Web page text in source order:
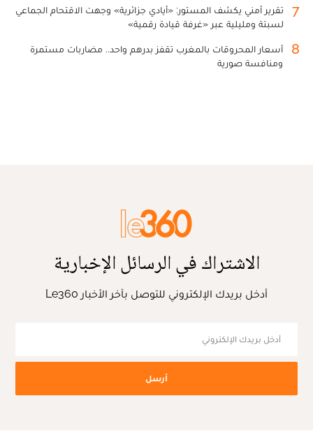
7
تقرير أمني يكشف المستور: «أيادي جزائرية» وجهت الاقتحام الجماعي
لسبتة ومليلية عبر «غرفة قيادة رقمية»
8
أسعار المحروقات بالمغرب تقفز بدرهم واحد.. مضاربات مستمرة
ومنافسة صورية
الاشتراك في الرسائل الإخبارية
أدخل بريدك الإلكتروني للتوصل بآخر الأخبار Le360
أرسل